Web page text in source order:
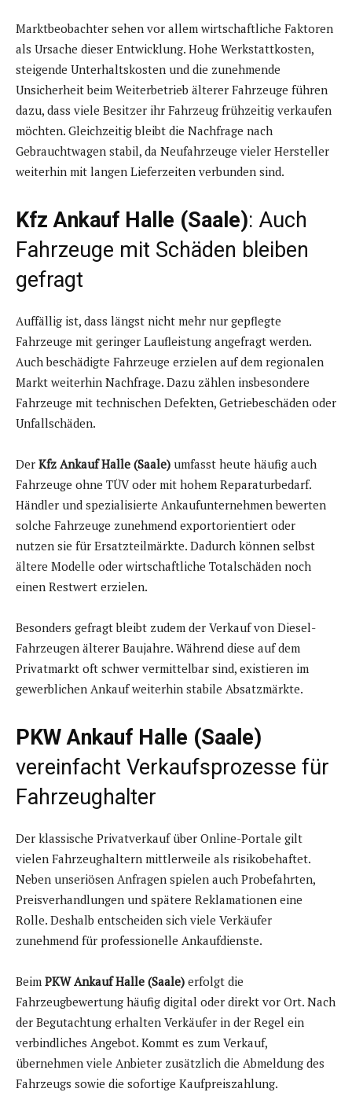
Marktbeobachter sehen vor allem wirtschaftliche Faktoren
als Ursache dieser Entwicklung. Hohe Werkstattkosten,
steigende Unterhaltskosten und die zunehmende
Unsicherheit beim Weiterbetrieb älterer Fahrzeuge führen
dazu, dass viele Besitzer ihr Fahrzeug frühzeitig verkaufen
möchten. Gleichzeitig bleibt die Nachfrage nach
Gebrauchtwagen stabil, da Neufahrzeuge vieler Hersteller
weiterhin mit langen Lieferzeiten verbunden sind.
Kfz Ankauf Halle (Saale): Auch
Fahrzeuge mit Schäden bleiben
gefragt
Auffällig ist, dass längst nicht mehr nur gepflegte
Fahrzeuge mit geringer Laufleistung angefragt werden.
Auch beschädigte Fahrzeuge erzielen auf dem regionalen
Markt weiterhin Nachfrage. Dazu zählen insbesondere
Fahrzeuge mit technischen Defekten, Getriebeschäden oder
Unfallschäden.
Der Kfz Ankauf Halle (Saale) umfasst heute häufig auch
Fahrzeuge ohne TÜV oder mit hohem Reparaturbedarf.
Händler und spezialisierte Ankaufunternehmen bewerten
solche Fahrzeuge zunehmend exportorientiert oder
nutzen sie für Ersatzteilmärkte. Dadurch können selbst
ältere Modelle oder wirtschaftliche Totalschäden noch
einen Restwert erzielen.
Besonders gefragt bleibt zudem der Verkauf von Diesel-
Fahrzeugen älterer Baujahre. Während diese auf dem
Privatmarkt oft schwer vermittelbar sind, existieren im
gewerblichen Ankauf weiterhin stabile Absatzmärkte.
PKW Ankauf Halle (Saale)
vereinfacht Verkaufsprozesse für
Fahrzeughalter
Der klassische Privatverkauf über Online-Portale gilt
vielen Fahrzeughaltern mittlerweile als risikobehaftet.
Neben unseriösen Anfragen spielen auch Probefahrten,
Preisverhandlungen und spätere Reklamationen eine
Rolle. Deshalb entscheiden sich viele Verkäufer
zunehmend für professionelle Ankaufdienste.
Beim PKW Ankauf Halle (Saale) erfolgt die
Fahrzeugbewertung häufig digital oder direkt vor Ort. Nach
der Begutachtung erhalten Verkäufer in der Regel ein
verbindliches Angebot. Kommt es zum Verkauf,
übernehmen viele Anbieter zusätzlich die Abmeldung des
Fahrzeugs sowie die sofortige Kaufpreiszahlung.